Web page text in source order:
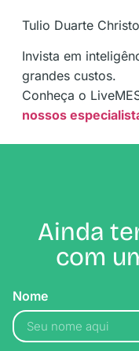
Tulio Duarte
Invista em
grandes custos.
Conheça o
nossos
Ainda
com
Nome